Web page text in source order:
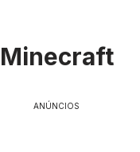
ANÚNCIOS